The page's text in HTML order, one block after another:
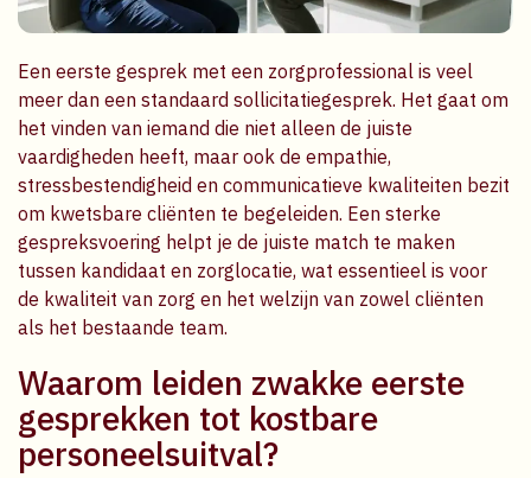
Een eerste gesprek met een zorgprofessional is veel
meer dan een standaard sollicitatiegesprek. Het gaat om
het vinden van iemand die niet alleen de juiste
vaardigheden heeft, maar ook de empathie,
stressbestendigheid en communicatieve kwaliteiten bezit
om kwetsbare cliënten te begeleiden. Een sterke
gespreksvoering helpt je de juiste match te maken
tussen kandidaat en zorglocatie, wat essentieel is voor
de kwaliteit van zorg en het welzijn van zowel cliënten
als het bestaande team.
Waarom leiden zwakke eerste
gesprekken tot kostbare
personeelsuitval?